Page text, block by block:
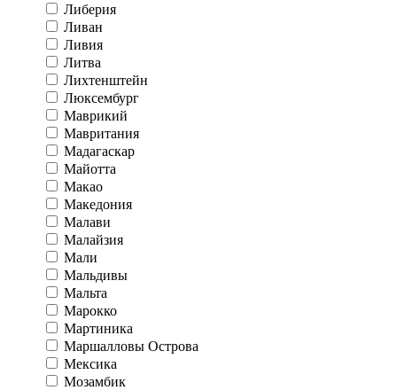
Либерия
Ливан
Ливия
Литва
Лихтенштейн
Люксембург
Маврикий
Мавритания
Мадагаскар
Майотта
Макао
Македония
Малави
Малайзия
Мали
Мальдивы
Мальта
Марокко
Мартиника
Маршалловы Острова
Мексика
Мозамбик